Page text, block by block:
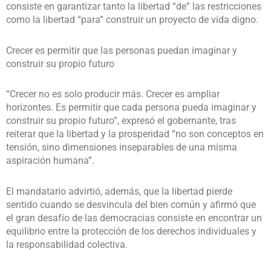
consiste en garantizar tanto la libertad “de” las restricciones
como la libertad “para” construir un proyecto de vida digno.
Crecer es permitir que las personas puedan imaginar y
construir su propio futuro
“Crecer no es solo producir más. Crecer es ampliar
horizontes. Es permitir que cada persona pueda imaginar y
construir su propio futuro”, expresó el gobernante, tras
reiterar que la libertad y la prosperidad “no son conceptos en
tensión, sino dimensiones inseparables de una misma
aspiración humana”.
El mandatario advirtió, además, que la libertad pierde
sentido cuando se desvincula del bien común y afirmó que
el gran desafío de las democracias consiste en encontrar un
equilibrio entre la protección de los derechos individuales y
la responsabilidad colectiva.